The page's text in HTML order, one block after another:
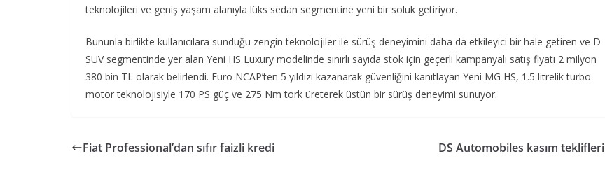
teknolojileri ve geniş yaşam alanıyla lüks sedan segmentine yeni bir soluk getiriyor.
Bununla birlikte kullanıcılara sunduğu zengin teknolojiler ile sürüş deneyimini daha da etkileyici bir hale getiren ve D
SUV segmentinde yer alan Yeni HS Luxury modelinde sınırlı sayıda stok için geçerli kampanyalı satış fiyatı 2 milyon
380 bin TL olarak belirlendi. Euro NCAP’ten 5 yıldızı kazanarak güvenliğini kanıtlayan Yeni MG HS, 1.5 litrelik turbo
motor teknolojisiyle 170 PS güç ve 275 Nm tork üreterek üstün bir sürüş deneyimi sunuyor.
Fiat Professional’dan sıfır faizli kredi DS Automobiles kasım teklifleri